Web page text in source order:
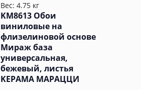
Вес: 4.75 кг
KM8613 Обои
виниловые на
флизелиновой основе
Мираж база
универсальная,
бежевый, листья
KЕРАМА МАРАЦЦИ